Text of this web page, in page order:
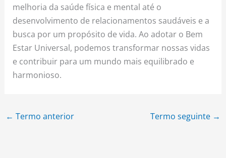
melhoria da saúde física e mental até o
desenvolvimento de relacionamentos saudáveis e a
busca por um propósito de vida. Ao adotar o Bem
Estar Universal, podemos transformar nossas vidas
e contribuir para um mundo mais equilibrado e
harmonioso.
← Termo anterior Termo seguinte →